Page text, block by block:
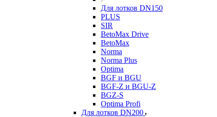
Для лотков DN150
PLUS
SIR
BetoMax Drive
BetoMax
Norma
Norma Plus
Optima
BGF и BGU
BGF-Z и BGU-Z
BGZ-S
Optima Profi
Для лотков DN200